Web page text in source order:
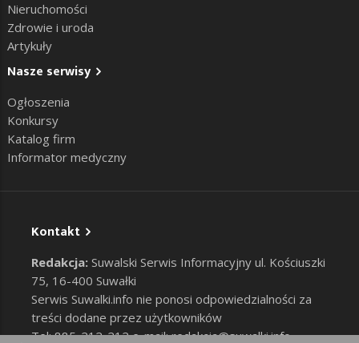
Nieruchomości
Zdrowie i uroda
Artykuły
Nasze serwisy
Ogłoszenia
Konkursy
Katalog firm
Informator medyczny
Kontakt
Redakcja: Suwalski Serwis Informacyjny ul. Kościuszki
75, 16-400 Suwałki
Serwis Suwalki.info nie ponosi odpowiedzialności za
treści dodane przez użytkowników
Tel: 885-212-212 e-mail:redakcja@suwalki.info,